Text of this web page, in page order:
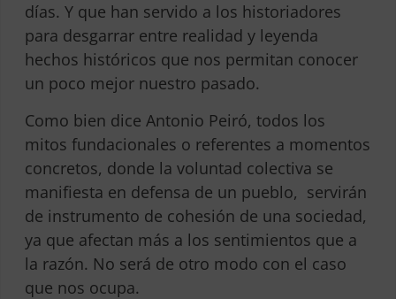
días. Y que han servido a los historiadores
para desgarrar entre realidad y leyenda
hechos históricos que nos permitan conocer
un poco mejor nuestro pasado.
Como bien dice Antonio Peiró, todos los
mitos fundacionales o referentes a momentos
concretos, donde la voluntad colectiva se
manifiesta en defensa de un pueblo, servirán
de instrumento de cohesión de una sociedad,
ya que afectan más a los sentimientos que a
la razón. No será de otro modo con el caso
que nos ocupa.